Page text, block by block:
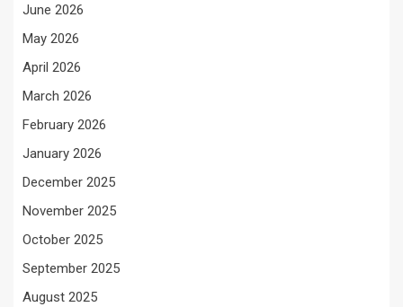
June 2026
May 2026
April 2026
March 2026
February 2026
January 2026
December 2025
November 2025
October 2025
September 2025
August 2025